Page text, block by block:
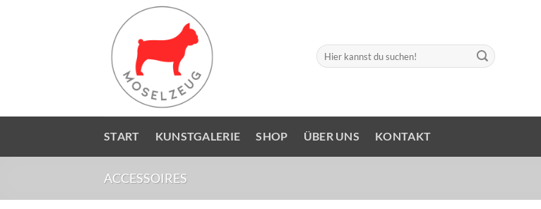
Suchen
nach:
START KUNSTGALERIE SHOP ÜBER UNS KONTAKT
ACCESSOIRES